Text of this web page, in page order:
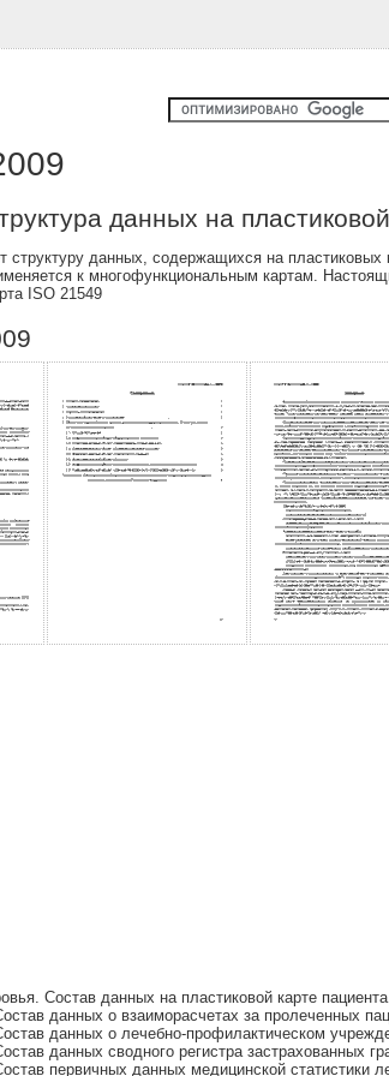
данных на
структуру данных, содержащихся на
к многофункциональным картам.
ISO 21549
Состав данных на пластиковой карте
данных о взаиморасчетах за пролеченных
данных о лечебно-профилактическом
данных сводного регистра застрахованных
первичных данных медицинской